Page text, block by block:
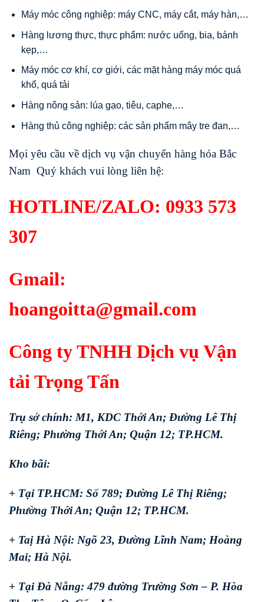
Máy móc công nghiệp: máy CNC, máy cắt, máy hàn,…
Hàng lương thực, thực phẩm: nước uống, bia, bánh
kẹp,…
Máy móc cơ khí, cơ giới, các mặt hàng máy móc quá
khổ, quá tải
Hàng nông sản: lúa gạo, tiêu, caphe,…
Hàng thủ công nghiệp: các sản phẩm mây tre đan,…
Mọi yêu cầu về dịch vụ vận chuyển hàng hóa Bắc
Nam Quý khách vui lòng liên hệ:
HOTLINE/ZALO: 0933 573
307
Gmail:
hoangoitta@gmail.com
Công ty TNHH Dịch vụ Vận
tải Trọng Tấn
Trụ sở chính: M1, KDC Thới An; Đường Lê Thị
Riêng; Phường Thới An; Quận 12; TP.HCM.
Kho bãi:
+ Tại TP.HCM: Số 789; Đường Lê Thị Riêng;
Phường Thới An; Quận 12; TP.HCM.
+ Taị Hà Nội: Ngõ 23, Đường Lĩnh Nam; Hoàng
Mai; Hà Nội.
+ Tại Đà Nẵng: 479 đường Trường Sơn – P. Hòa